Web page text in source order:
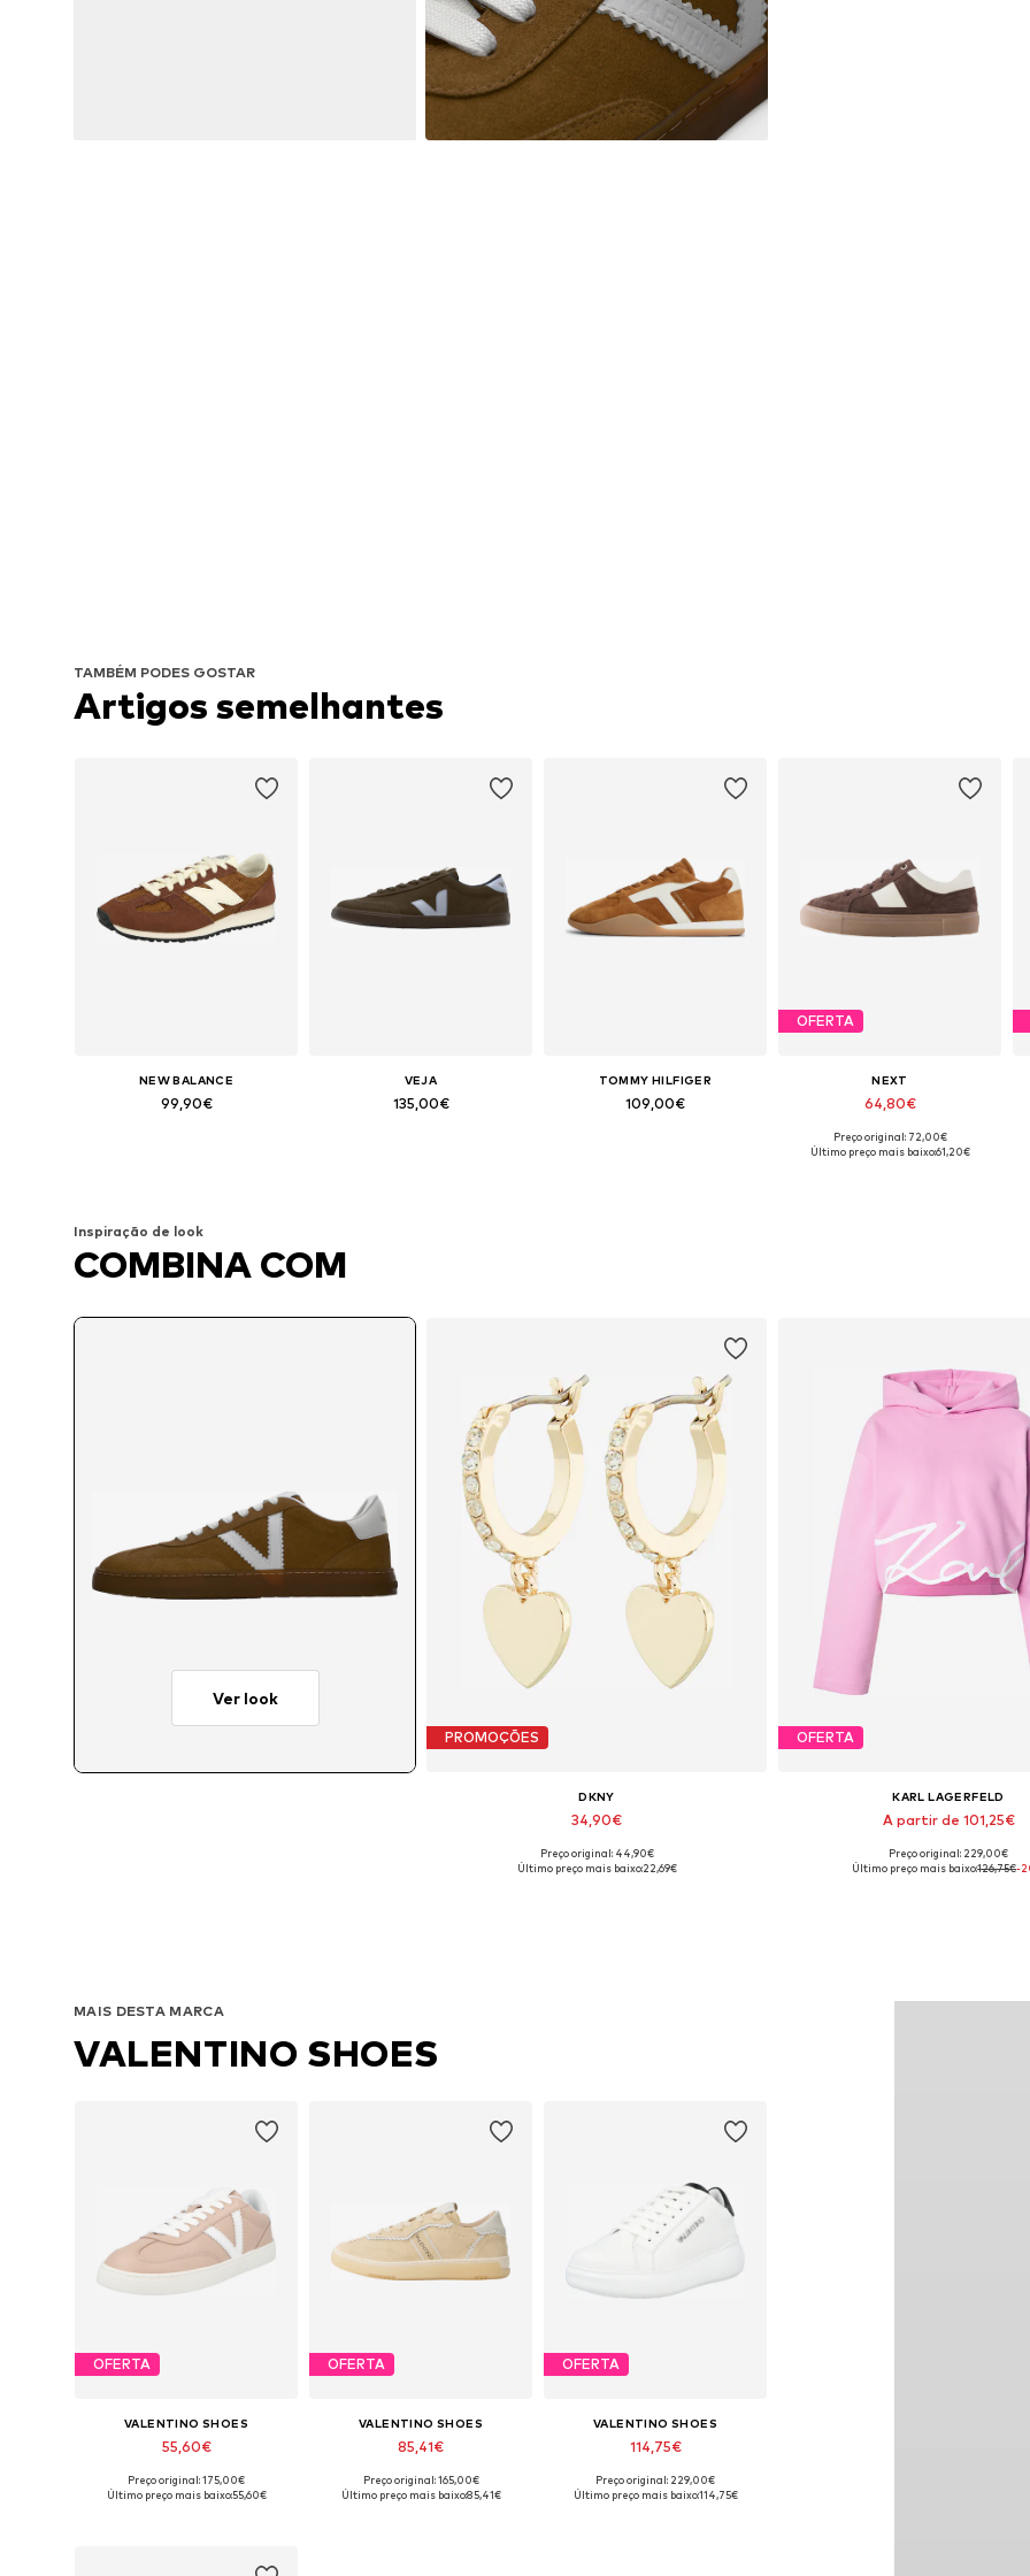
TAMBÉM PODES GOSTAR
Artigos semelhantes
NEW BALANCE
99,90€
VEJA
135,00€
TOMMY HILFIGER
109,00€
OFERTA
NEXT
64,80€
Disponível em vários tamanhos
Preço original: 72,00€
Último preço mais baixo:61,20€
Inspiração de look
COMBINA COM
Ver look
PROMOÇÕES
DKNY
34,90€
Tamanhos disponíveis: One Size
Preço original: 44,90€
Último preço mais baixo:22,69€
OFERTA
KARL LAGERFELD
A partir de 101,25€
Tamanhos disponíveis: S, XL
Preço original: 229,00€
Último preço mais baixo:126,75€-
MAIS DESTA MARCA
VALENTINO SHOES
OFERTA
VALENTINO SHOES
55,60€
Preço original: 175,00€
Último preço mais baixo:55,60€
OFERTA
VALENTINO SHOES
85,41€
Tamanhos disponíveis: 39
Preço original: 165,00€
Último preço mais baixo:85,41€
OFERTA
VALENTINO SHOES
114,75€
Tamanhos disponíveis: 41
Preço original: 229,00€
Último preço mais baixo:114,75€